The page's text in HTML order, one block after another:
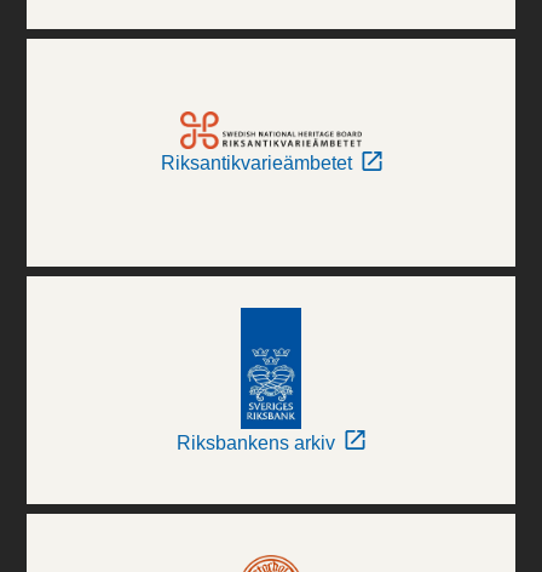
Riksantikvarieämbetet
Riksbankens arkiv